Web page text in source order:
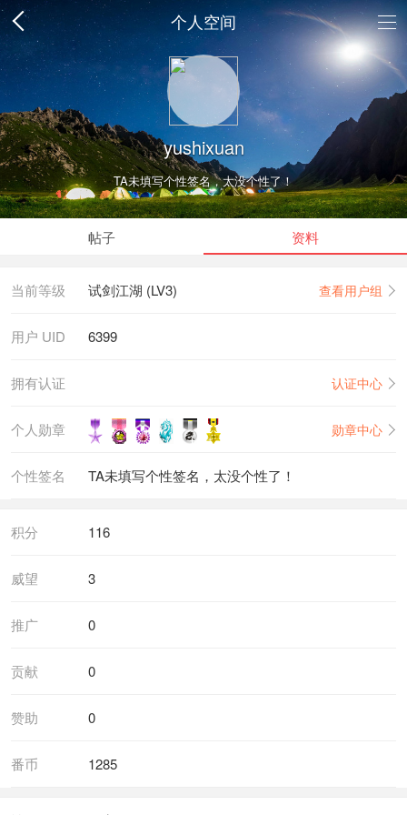
个人空间
yushixuan
TA未填写个性签名，太没个性了！
帖子 资料
当前等级 试剑江湖 (LV3) 查看用户组
用户 UID 6399
拥有认证 认证中心
个人勋章 勋章中心
个性签名 TA未填写个性签名，太没个性了！
积分 116
威望 3
推广 0
贡献 0
赞助 0
番币 1285